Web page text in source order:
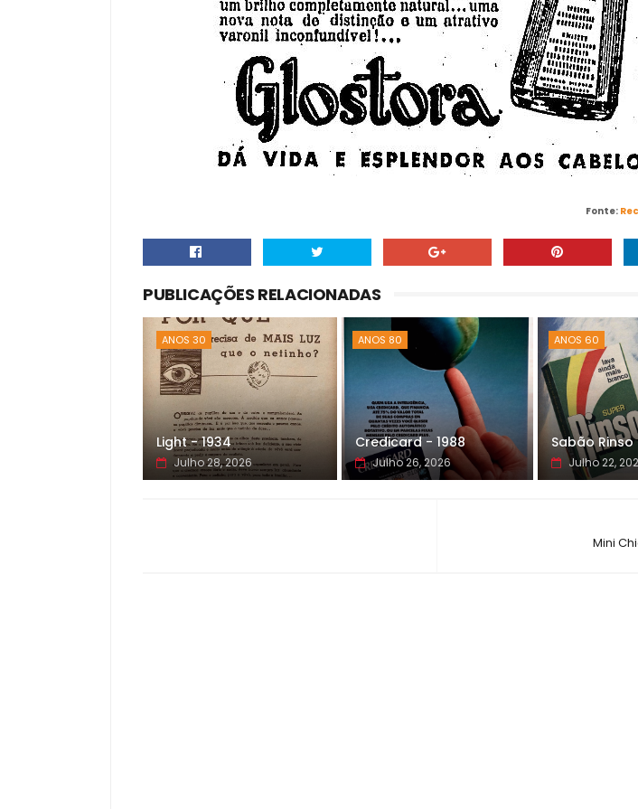
Fonte:
PUBLICAÇÕES RELACIONADAS
ANOS 30
Light - 1934
Julho 28, 2026
ANOS 80
Credicard - 1988
Julho 26, 2026
ANOS 60
Sabão Rinso
Julho 22,
Mini